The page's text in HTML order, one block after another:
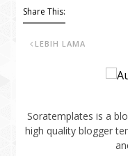
Share This:
LEBIH LAMA
Soratemplates is a
high quality blogger